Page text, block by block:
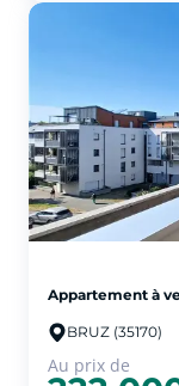
une salle d'eau et
Un confortable
Un garage fermé
Garantie revente 7
DPE consommation
Copropriété
Montant annuel de
correspondant aux
Les informations sur
disponibles sur le
Appartement à
BRUZ (35170)
Au prix de